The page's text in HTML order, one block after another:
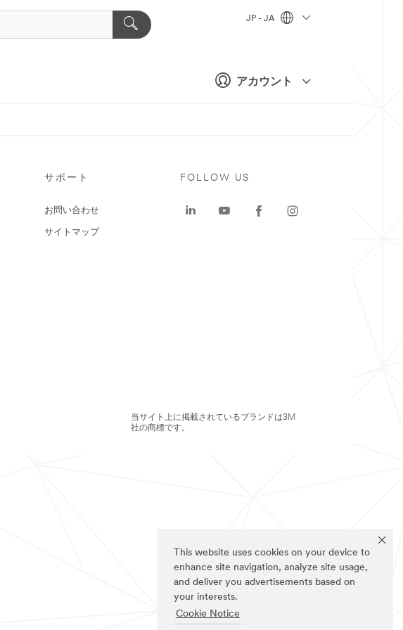
This website uses cookies on your device to
enhance site navigation, analyze site usage,
and deliver you advertisements based on
your interests.
Cookie Notice
アカウント
JP - JA
サポート
お問い合わせ
サイトマップ
FOLLOW US
当サイト上に掲載されているブランドは3M
社の商標です。